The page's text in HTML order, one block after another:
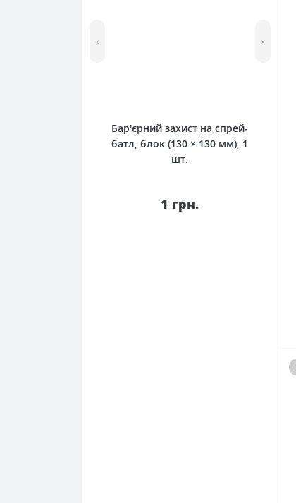
Бар'єрний захист на спрей-
батл, блок (130 × 130 мм), 1
шт.
1 грн.
< >